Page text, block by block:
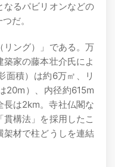
なるパビリオンなどの
だ。
リング）」である。万
家の藤本壮介氏によ
面積）は約6万㎡、リ
20m）、内径約615m
長は2km。寺社仏閣な
構法」を採用したこ
架材で柱どうしを連結